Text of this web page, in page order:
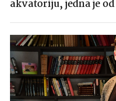
akvatoriju, jedna je